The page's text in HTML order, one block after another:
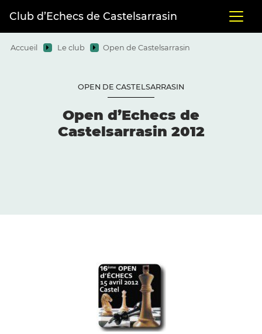
Club d’Echecs de Castelsarrasin
Accueil Le club Open de Castelsarrasin
OPEN DE CASTELSARRASIN
Open d’Echecs de
Castelsarrasin 2012